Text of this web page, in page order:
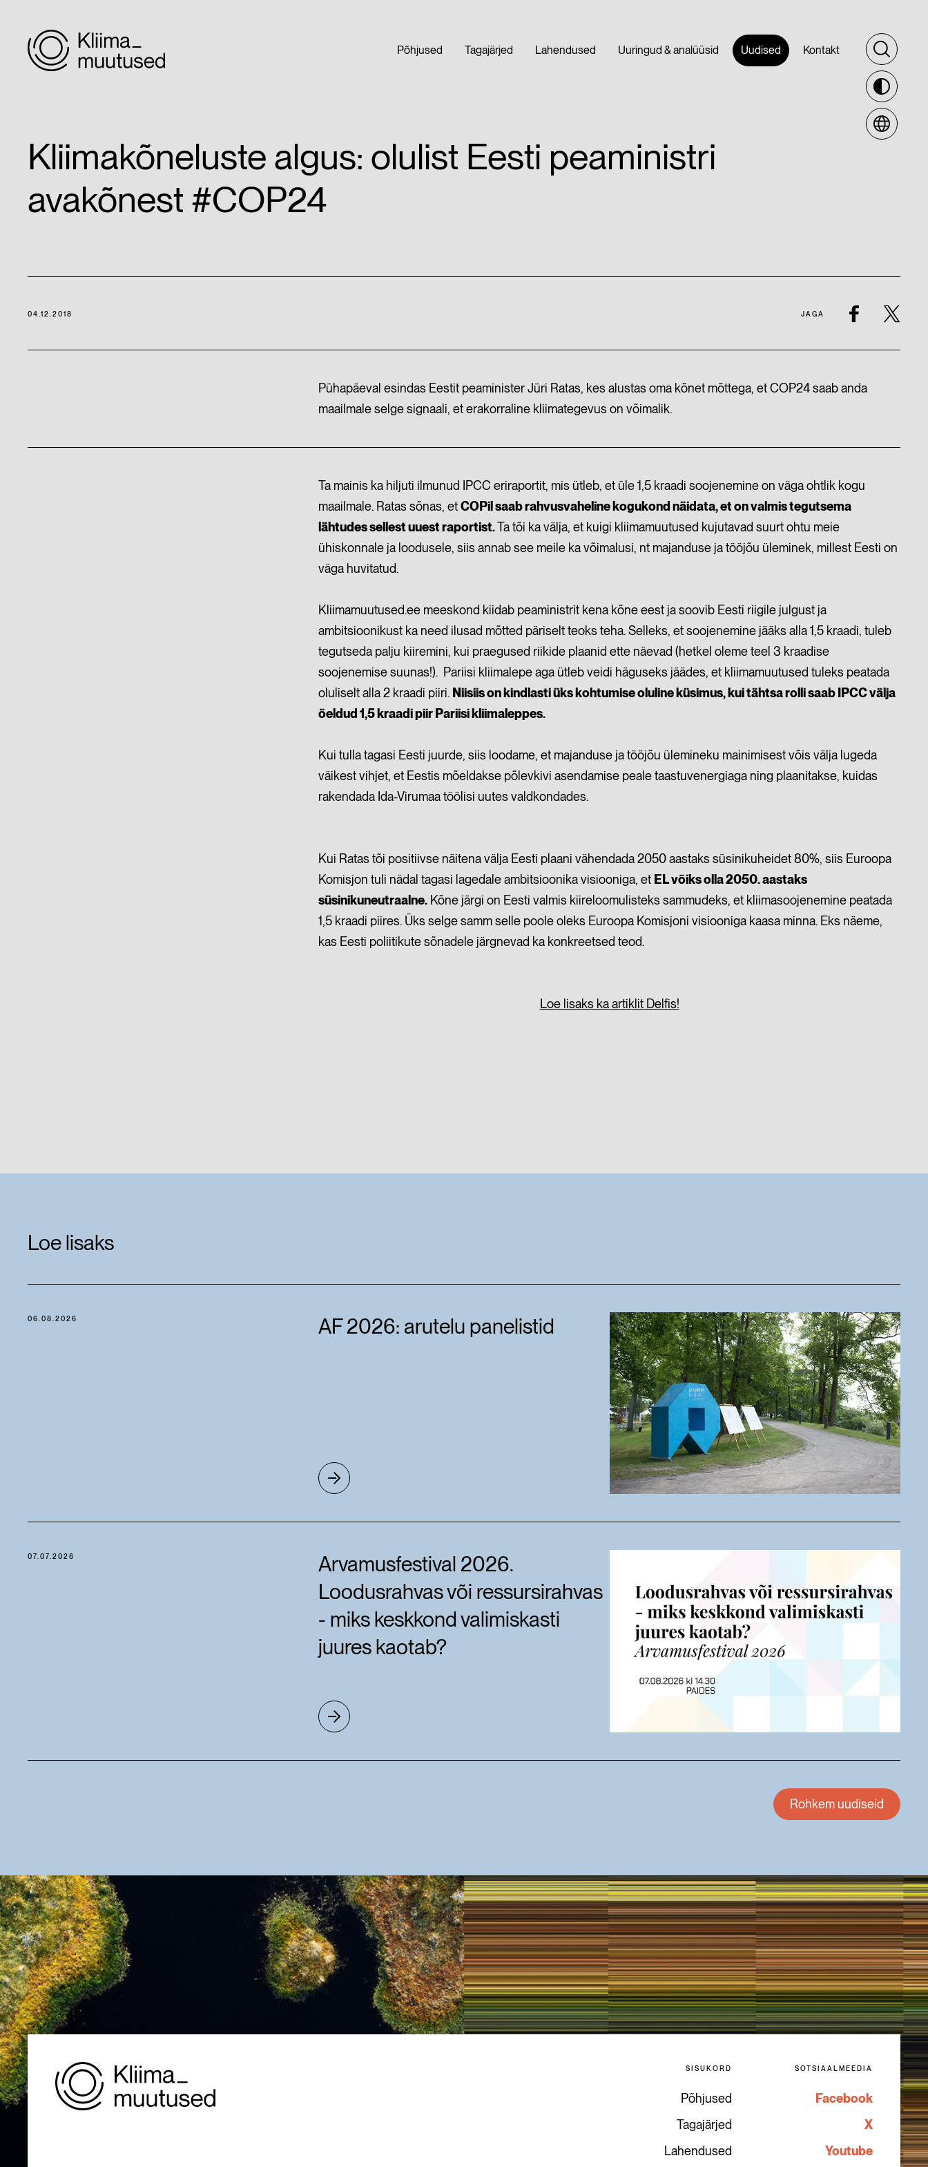
Põhjused Tagajärjed Lahendused Uuringud & analüüsid Uudised Kontakt
Kliimakõneluste algus: olulist Eesti peaministri
avakõnest #COP24
04.12.2018 JAGA
Pühapäeval esindas Eestit peaminister Jüri Ratas, kes alustas oma kõnet mõttega, et COP24 saab anda
maailmale selge signaali, et erakorraline kliimategevus on võimalik.
Ta mainis ka hiljuti ilmunud IPCC eriraportit, mis ütleb, et üle 1,5 kraadi soojenemine on väga ohtlik kogu
maailmale. Ratas sõnas, etCOPil saab rahvusvaheline kogukond näidata, et on valmis tegutsema
lähtudes sellest uuest raportist.Ta tõi ka välja, et kuigi kliimamuutused kujutavad suurt ohtu meie
ühiskonnale ja loodusele, siis annab see meile ka võimalusi, nt majanduse ja tööjõu üleminek, millest Eesti on
väga huvitatud.
Kliimamuutused.ee meeskond kiidab peaministrit kena kõne eest ja soovib Eesti riigile julgust ja
ambitsioonikust ka need ilusad mõtted päriselt teoks teha. Selleks, et soojenemine jääks alla 1,5 kraadi, tuleb
tegutseda palju kiiremini, kui praegused riikide plaanid ette näevad (hetkel oleme teel 3 kraadise
soojenemise suunas!). Pariisi kliimalepe aga ütleb veidi häguseks jäädes, et kliimamuutused tuleks peatada
oluliselt alla 2 kraadi piiri. Niisiis on kindlasti üks kohtumise oluline küsimus, kui tähtsa rolli saab IPCC välja
öeldud 1,5 kraadi piir Pariisi kliimaleppes.
Kui tulla tagasi Eesti juurde, siis loodame, et majanduse ja tööjõu ülemineku mainimisest võis välja lugeda
väikest vihjet, et Eestis mõeldakse põlevkivi asendamise peale taastuvenergiaga ning plaanitakse, kuidas
rakendada Ida-Virumaa töölisi uutes valdkondades.
Kui Ratas tõi positiivse näitena välja Eesti plaani vähendada 2050 aastaks süsinikuheidet 80%, siis Euroopa
Komisjon tuli nädal tagasi lagedale ambitsioonika visiooniga, et EL võiks olla 2050. aastaks
süsinikuneutraalne. Kõne järgi on Eesti valmis kiireloomulisteks sammudeks, et kliimasoojenemine peatada
1,5 kraadi piires. Üks selge samm selle poole oleks Euroopa Komisjoni visiooniga kaasa minna. Eks näeme,
kas Eesti poliitikute sõnadele järgnevad ka konkreetsed teod.
Loe lisaks ka artiklit Delfis!
Loe lisaks
06.08.2026 AF 2026: arutelu panelistid
07.07.2026
Arvamusfestival 2026.
Loodusrahvas või ressursirahvas
- miks keskkond valimiskasti
juures kaotab?
Rohkem uudiseid
SISUKORD
Põhjused
Tagajärjed
Lahendused
SOTSIAALMEEDIA
Facebook
X
Youtube